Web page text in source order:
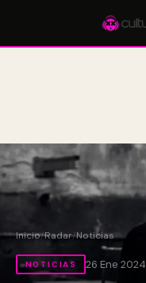
Inicio/Radar/Noticias
NOTICIAS 26 Ene 2024